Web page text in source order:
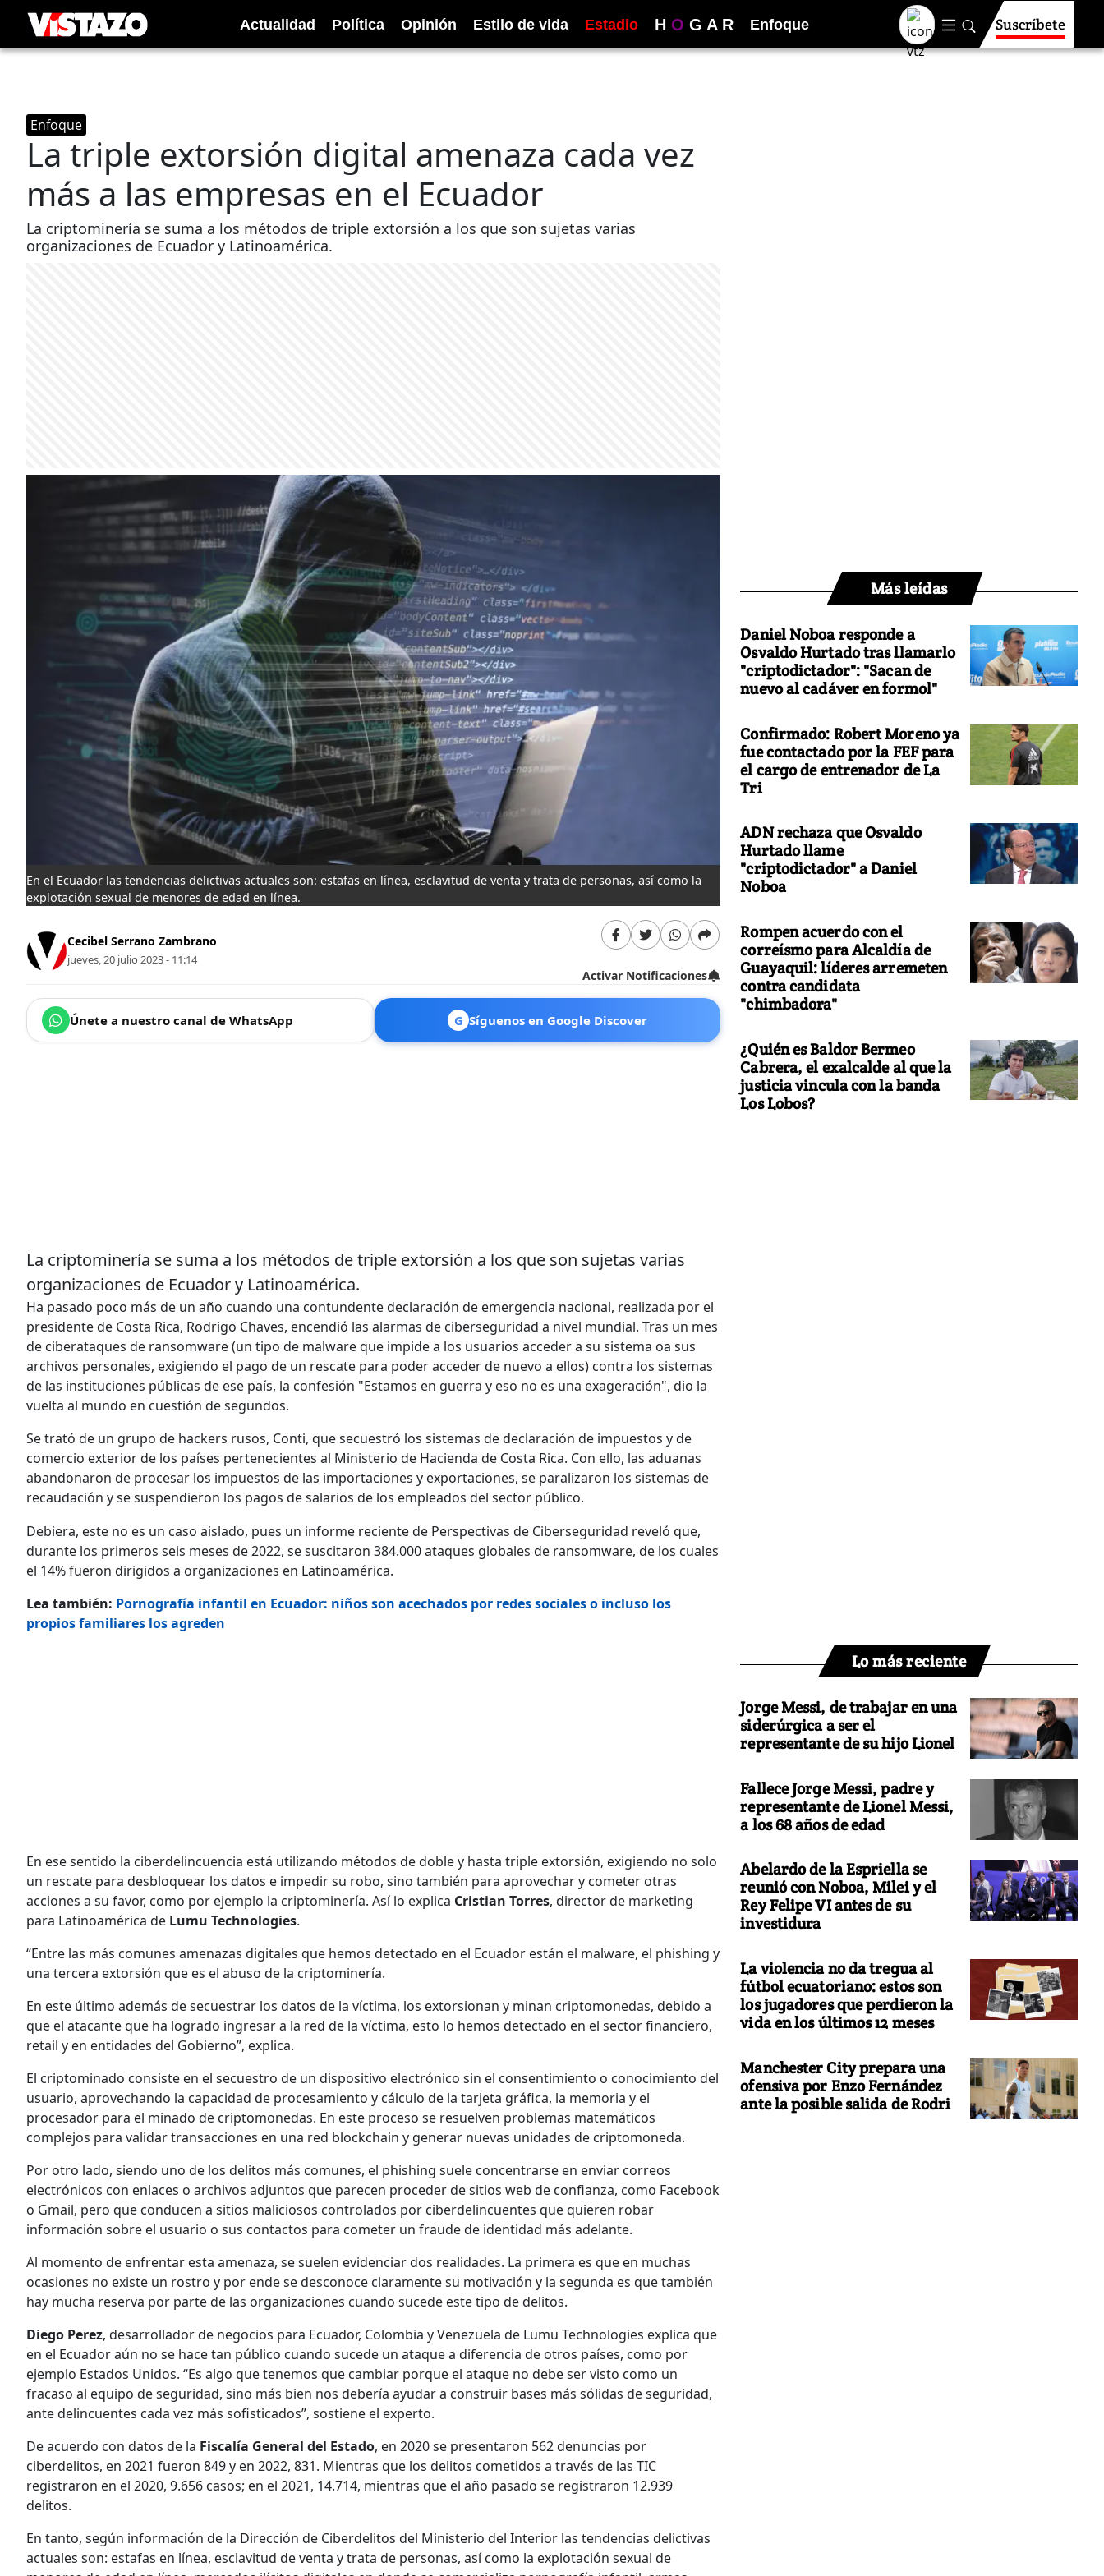
Actualidad Política Opinión Estilo de vida Estadio H O G A R Enfoque Suscríbete
Enfoque
La triple extorsión digital amenaza cada vez
más a las empresas en el Ecuador
La criptominería se suma a los métodos de triple extorsión a los que son sujetas varias
organizaciones de Ecuador y Latinoamérica.
En el Ecuador las tendencias delictivas actuales son: estafas en línea, esclavitud de venta y trata de personas, así como la
explotación sexual de menores de edad en línea.
Cecibel Serrano Zambrano
jueves, 20 julio 2023 - 11:14
Activar Notificaciones
Únete a nuestro canal de WhatsApp G Síguenos en Google Discover
La criptominería se suma a los métodos de triple extorsión a los que son sujetas varias
organizaciones de Ecuador y Latinoamérica.
Ha pasado poco más de un año cuando una contundente declaración de emergencia nacional, realizada por el
presidente de Costa Rica, Rodrigo Chaves, encendió las alarmas de ciberseguridad a nivel mundial. Tras un mes
de ciberataques de ransomware (un tipo de malware que impide a los usuarios acceder a su sistema oa sus
archivos personales, exigiendo el pago de un rescate para poder acceder de nuevo a ellos) contra los sistemas
de las instituciones públicas de ese país, la confesión "Estamos en guerra y eso no es una exageración", dio la
vuelta al mundo en cuestión de segundos.
Se trató de un grupo de hackers rusos, Conti, que secuestró los sistemas de declaración de impuestos y de
comercio exterior de los países pertenecientes al Ministerio de Hacienda de Costa Rica. Con ello, las aduanas
abandonaron de procesar los impuestos de las importaciones y exportaciones, se paralizaron los sistemas de
recaudación y se suspendieron los pagos de salarios de los empleados del sector público.
Debiera, este no es un caso aislado, pues un informe reciente de Perspectivas de Ciberseguridad reveló que,
durante los primeros seis meses de 2022, se suscitaron 384.000 ataques globales de ransomware, de los cuales
el 14% fueron dirigidos a organizaciones en Latinoamérica.
Lea también: Pornografía infantil en Ecuador: niños son acechados por redes sociales o incluso los
propios familiares los agreden
En ese sentido la ciberdelincuencia está utilizando métodos de doble y hasta triple extorsión, exigiendo no solo
un rescate para desbloquear los datos e impedir su robo, sino también para aprovechar y cometer otras
acciones a su favor, como por ejemplo la criptominería. Así lo explica Cristian Torres, director de marketing
para Latinoamérica de Lumu Technologies.
“Entre las más comunes amenazas digitales que hemos detectado en el Ecuador están el malware, el phishing y
una tercera extorsión que es el abuso de la criptominería.
En este último además de secuestrar los datos de la víctima, los extorsionan y minan criptomonedas, debido a
que el atacante que ha logrado ingresar a la red de la víctima, esto lo hemos detectado en el sector financiero,
retail y en entidades del Gobierno”, explica.
El criptominado consiste en el secuestro de un dispositivo electrónico sin el consentimiento o conocimiento del
usuario, aprovechando la capacidad de procesamiento y cálculo de la tarjeta gráfica, la memoria y el
procesador para el minado de criptomonedas. En este proceso se resuelven problemas matemáticos
complejos para validar transacciones en una red blockchain y generar nuevas unidades de criptomoneda.
Por otro lado, siendo uno de los delitos más comunes, el phishing suele concentrarse en enviar correos
electrónicos con enlaces o archivos adjuntos que parecen proceder de sitios web de confianza, como Facebook
o Gmail, pero que conducen a sitios maliciosos controlados por ciberdelincuentes que quieren robar
información sobre el usuario o sus contactos para cometer un fraude de identidad más adelante.
Al momento de enfrentar esta amenaza, se suelen evidenciar dos realidades. La primera es que en muchas
ocasiones no existe un rostro y por ende se desconoce claramente su motivación y la segunda es que también
hay mucha reserva por parte de las organizaciones cuando sucede este tipo de delitos.
Diego Perez, desarrollador de negocios para Ecuador, Colombia y Venezuela de Lumu Technologies explica que
en el Ecuador aún no se hace tan público cuando sucede un ataque a diferencia de otros países, como por
ejemplo Estados Unidos. “Es algo que tenemos que cambiar porque el ataque no debe ser visto como un
fracaso al equipo de seguridad, sino más bien nos debería ayudar a construir bases más sólidas de seguridad,
ante delincuentes cada vez más sofisticados”, sostiene el experto.
De acuerdo con datos de la Fiscalía General del Estado, en 2020 se presentaron 562 denuncias por
ciberdelitos, en 2021 fueron 849 y en 2022, 831. Mientras que los delitos cometidos a través de las TIC
registraron en el 2020, 9.656 casos; en el 2021, 14.714, mientras que el año pasado se registraron 12.939
delitos.
En tanto, según información de la Dirección de Ciberdelitos del Ministerio del Interior las tendencias delictivas
actuales son: estafas en línea, esclavitud de venta y trata de personas, así como la explotación sexual de
Más leídas
Daniel Noboa responde a
Osvaldo Hurtado tras llamarlo
"criptodictador": "Sacan de
nuevo al cadáver en formol"
Confirmado: Robert Moreno ya
fue contactado por la FEF para
el cargo de entrenador de La
Tri
ADN rechaza que Osvaldo
Hurtado llame
"criptodictador" a Daniel
Noboa
Rompen acuerdo con el
correísmo para Alcaldía de
Guayaquil: líderes arremeten
contra candidata
"chimbadora"
¿Quién es Baldor Bermeo
Cabrera, el exalcalde al que la
justicia vincula con la banda
Los Lobos?
Lo más reciente
Jorge Messi, de trabajar en una
siderúrgica a ser el
representante de su hijo Lionel
Fallece Jorge Messi, padre y
representante de Lionel Messi,
a los 68 años de edad
Abelardo de la Espriella se
reunió con Noboa, Milei y el
Rey Felipe VI antes de su
investidura
La violencia no da tregua al
fútbol ecuatoriano: estos son
los jugadores que perdieron la
vida en los últimos 12 meses
Manchester City prepara una
ofensiva por Enzo Fernández
ante la posible salida de Rodri